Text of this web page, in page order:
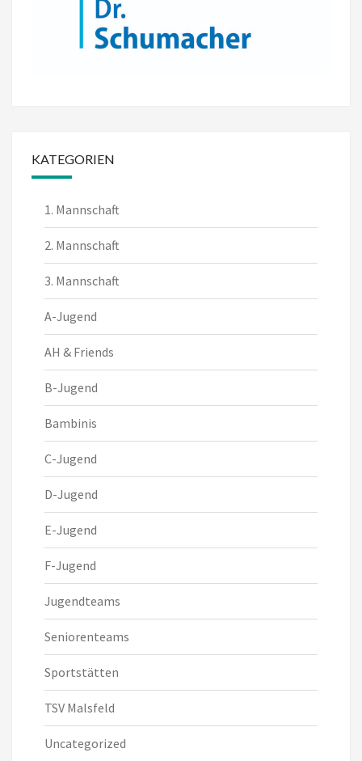
KATEGORIEN
1. Mannschaft
2. Mannschaft
3. Mannschaft
A-Jugend
AH & Friends
B-Jugend
Bambinis
C-Jugend
D-Jugend
E-Jugend
F-Jugend
Jugendteams
Seniorenteams
Sportstätten
TSV Malsfeld
Uncategorized